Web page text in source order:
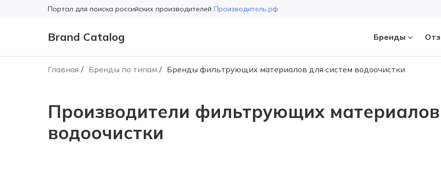
Портал для поиска российских производителей Производитель.рф
Brand Catalog Бренды
Главная Бренды по типам Бренды фильтрующих материалов для систем водоочистки
Производители фильтрующих материалов
водоочистки